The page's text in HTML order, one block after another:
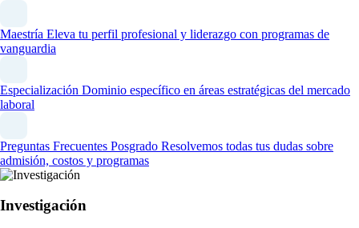
Maestría Eleva tu perfil profesional y liderazgo con programas de
vanguardia
Especialización Dominio específico en áreas estratégicas del mercado
laboral
Preguntas Frecuentes Posgrado Resolvemos todas tus dudas sobre
admisión, costos y programas
Investigación